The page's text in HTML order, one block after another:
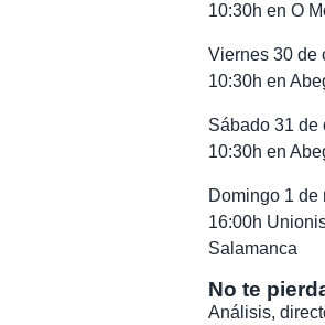
10:30h en O
Viernes 30 de
10:30h en
Sábado 31 de
10:30h en
Domingo 1 de
16:00h
Salamanca
No te
Análisis,